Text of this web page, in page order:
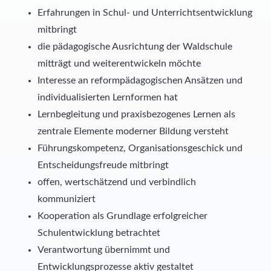
Erfahrungen in Schul- und Unterrichtsentwicklung
mitbringt
die pädagogische Ausrichtung der Waldschule
mitträgt und weiterentwickeln möchte
Interesse an reformpädagogischen Ansätzen und
individualisierten Lernformen hat
Lernbegleitung und praxisbezogenes Lernen als
zentrale Elemente moderner Bildung versteht
Führungskompetenz, Organisationsgeschick und
Entscheidungsfreude mitbringt
offen, wertschätzend und verbindlich
kommuniziert
Kooperation als Grundlage erfolgreicher
Schulentwicklung betrachtet
Verantwortung übernimmt und
Entwicklungsprozesse aktiv gestaltet